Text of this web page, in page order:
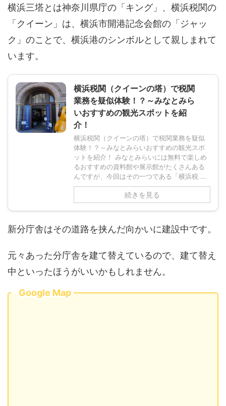
横浜三塔とは神奈川県庁の「キング」、横浜税関の
「クイーン」は、横浜市開港記念会館の「ジャッ
ク」のことで、横浜港のシンボルとして親しまれて
います。
横浜税関（クイーンの塔）で税関
業務を疑似体験！？～みなとみら
いおすすめの観光スポットを紹
介！
横浜税関（クイーンの塔）で税関業務を疑似
体験！？～みなとみらいおすすめの観光スポ
ットを紹介！ みなとみらいには無料で楽しめ
るおすすめの資料館や展示館がたくさんある
んですが、今回はその一つである「横浜税 ...
続きを見る
新分庁舎はその道路を挟んだ向かいに建設中です。
元々あった分庁舎を建て替えているので、建て替え
中といったほうがいいかもしれません。
Google Map